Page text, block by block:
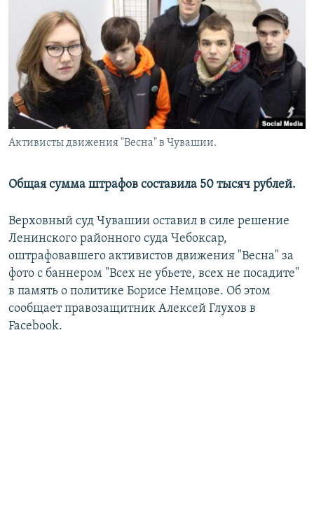
ПОДПИШИТЕСЬ НА РАССЫЛКУ
СОЦИАЛЬНЫЕ СЕТИ
Активисты движения "Весна" в Чувашии.
Общая сумма штрафов составила 50 тысяч рублей.
Верховный суд Чувашии оставил в силе решение
Ленинского районного суда Чебоксар,
оштрафовавшего активистов движения "Весна" за
фото с баннером "Всех не убьете, всех не посадите"
в память о политике Борисе Немцове. Об этом
сообщает правозащитник Алексей Глухов в
Facebook.